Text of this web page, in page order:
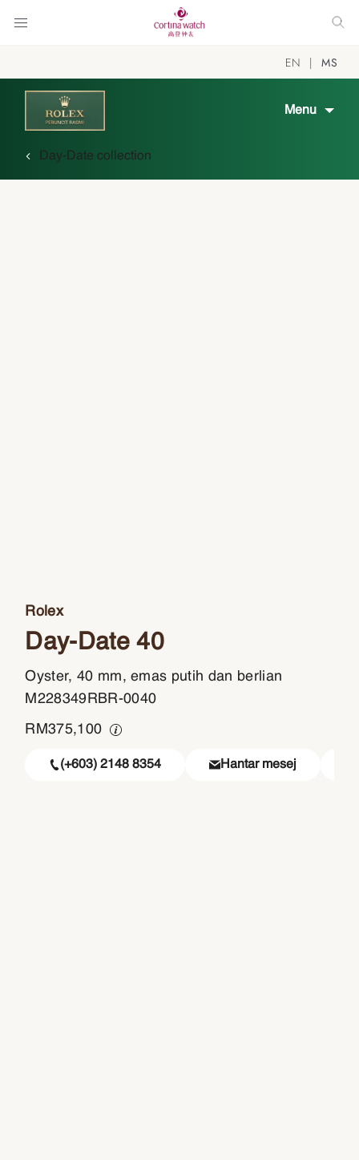
EN MS
Menu
Day-Date collection
Rolex
Day-Date 40
Oyster, 40 mm, emas putih dan berlian
M228349RBR-0040
RM375,100
(+603) 2148 8354 Hantar mesej